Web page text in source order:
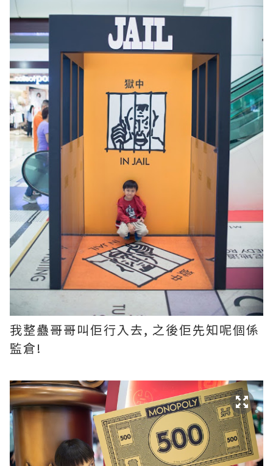
我整蠱哥哥叫佢行入去, 之後佢先知呢個係
監倉!